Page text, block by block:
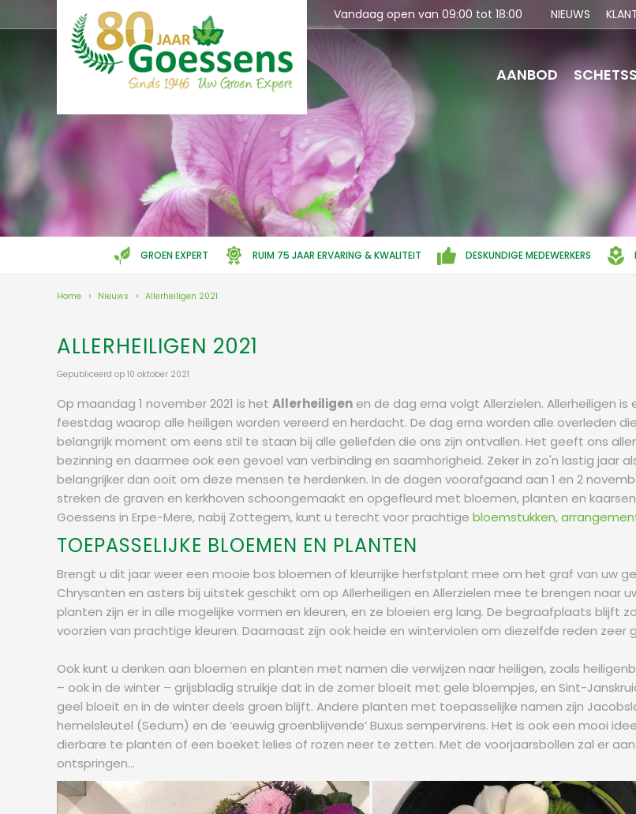
GROEN EXPERT RUIM 75 JAAR ERVARING & KWALITEIT DESKUNDIGE MEDEWERKERS
Home > Nieuws > Allerheiligen 2021
Vandaag open van 09:00 tot 18:00 NIEUWS
AANBOD
ALLERHEILIGEN 2021
Gepubliceerd op 10 oktober 2021
Op maandag 1 november 2021 is het Allerheiligen en de dag erna volgt Allerzielen. Allerheiligen is
feestdag waarop alle heiligen worden vereerd en herdacht. De dag erna worden alle overleden
belangrijk moment om eens stil te staan bij alle geliefden die ons zijn ontvallen. Het geeft ons
bezinning en daarmee ook een gevoel van verbinding en saamhorigheid. Zeker in zo'n lastig jaar
belangrijker dan ooit om deze mensen te herdenken. In de dagen voorafgaand aan 1 en 2
streken de graven en kerkhoven schoongemaakt en opgefleurd met bloemen, planten en
Goessens in Erpe-Mere, nabij Zottegem, kunt u terecht voor prachtige bloemstukken,
TOEPASSELIJKE BLOEMEN EN PLANTEN
Brengt u dit jaar weer een mooie bos bloemen of kleurrijke herfstplant mee om het graf van uw
Chrysanten en asters bij uitstek geschikt om op Allerheiligen en Allerzielen mee te brengen naar
planten zijn er in alle mogelijke vormen en kleuren, en ze bloeien erg lang. De begraafplaats blijft
voorzien van prachtige kleuren. Daarnaast zijn ook heide en winterviolen om diezelfde reden zeer
Ook kunt u denken aan bloemen en planten met namen die verwijzen naar heiligen, zoals
– ook in de winter – grijsbladig struikje dat in de zomer bloeit met gele bloempjes, en Sint-
geel bloeit en in de winter deels groen blijft. Andere planten met toepasselijke namen zijn
hemelsleutel (Sedum) en de ‘eeuwig groenblijvende’ Buxus sempervirens. Het is ook een mooi
dierbare te planten of een boeket lelies of rozen neer te zetten. Met de voorjaarsbollen zal er
ontspringen...